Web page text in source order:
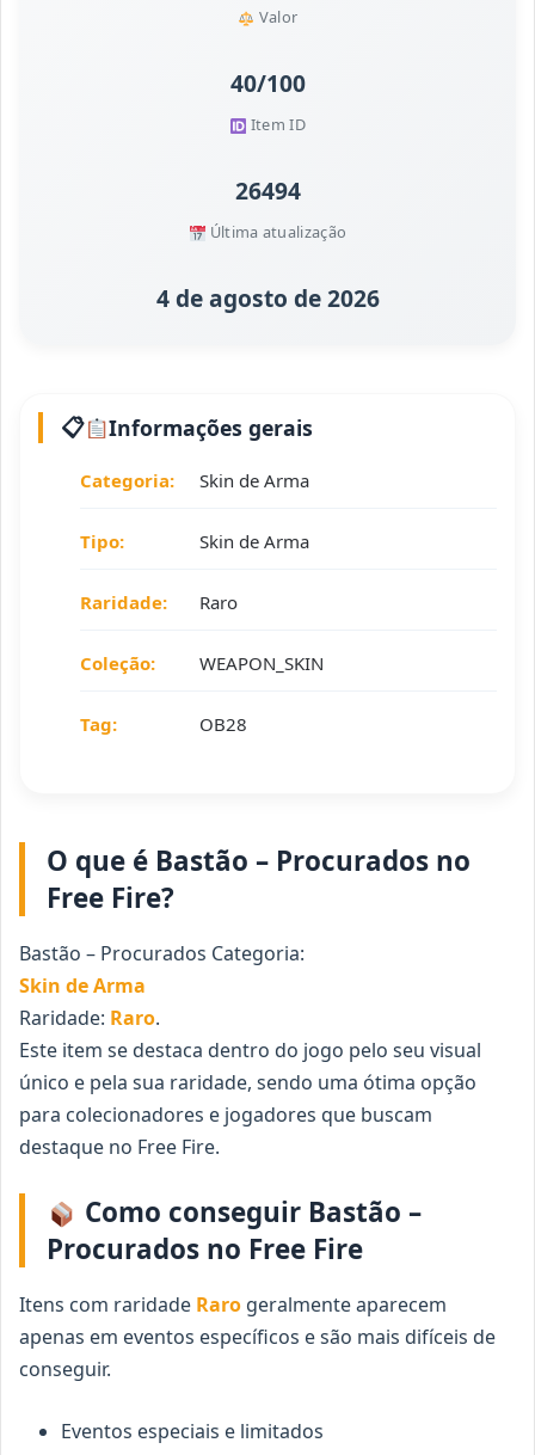
Valor
40/100
Item ID
26494
Última atualização
4 de agosto de 2026
Informações gerais
Categoria: Skin de Arma
Tipo: Skin de Arma
Raridade: Raro
Coleção: WEAPON_SKIN
Tag: OB28
O que é Bastão – Procurados no
Free Fire?
Bastão – Procurados Categoria:
Skin de Arma
Raridade: Raro.
Este item se destaca dentro do jogo pelo seu visual
único e pela sua raridade, sendo uma ótima opção
para colecionadores e jogadores que buscam
destaque no Free Fire.
Como conseguir Bastão –
Procurados no Free Fire
Itens com raridade Raro geralmente aparecem
apenas em eventos específicos e são mais difíceis de
conseguir.
Eventos especiais e limitados